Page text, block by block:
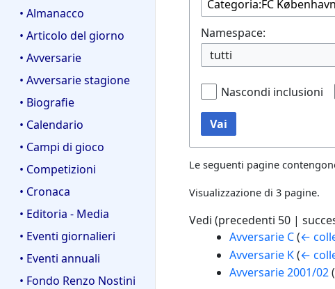
• Almanacco
• Articolo del giorno
• Avversarie
• Avversarie stagione
• Biografie
• Calendario
• Campi di gioco
• Competizioni
• Cronaca
• Editoria - Media
• Eventi giornalieri
• Eventi annuali
• Fondo Renzo Nostini
Namespace:
tutti
Nascondi inclusioni
Vai
Le seguenti pagine
Visualizzazione di 3 pagine.
Vedi (precedenti 50 |
Avversarie C (←
Avversarie K (←
Avversarie 2001/02 (